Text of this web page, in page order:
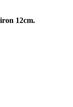
12cm.